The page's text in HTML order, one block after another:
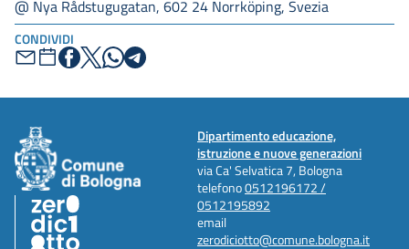
@ Nya Rådstugugatan, 602 24 Norrköping, Svezia
CONDIVIDI
Dipartimento educazione,
istruzione e nuove generazioni
via Ca' Selvatica 7, Bologna
telefono0512196172 /
0512195892
email
zerodiciotto@comune.bologna.it